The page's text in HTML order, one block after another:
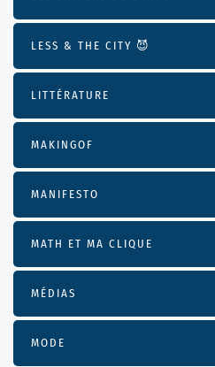
LESS & THE CITY 😈
LITTÉRATURE
MAKINGOF
MANIFESTO
MATH ET MA CLIQUE
MÉDIAS
MODE